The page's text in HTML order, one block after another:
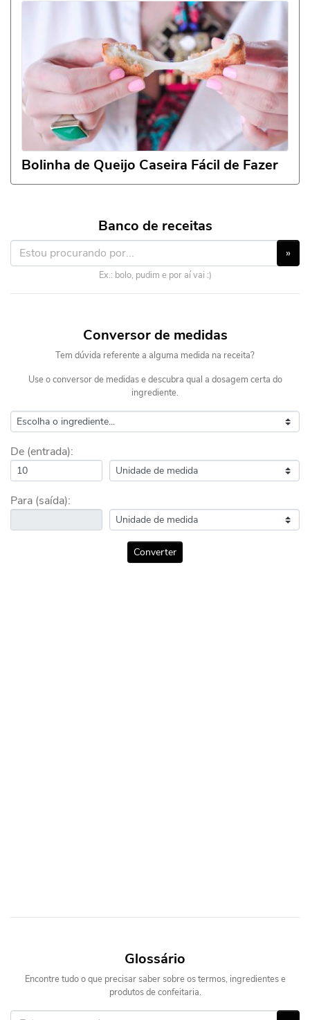
Bolinha de Queijo Caseira Fácil de Fazer
Banco de receitas
»
Ex.: bolo, pudim e por aí vai :)
Conversor de medidas
Tem dúvida referente a alguma medida na receita?
Use o conversor de medidas e descubra qual a dosagem certa do
ingrediente.
De (entrada):
Para (saída):
Converter
Glossário
Encontre tudo o que precisar saber sobre os termos, ingredientes e
produtos de confeitaria.